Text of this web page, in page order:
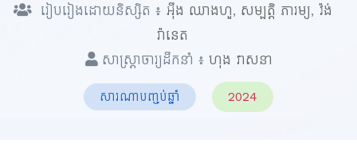
រៀបរៀងដោយនិស្សិត ៖ អ៊ឹង ឈាងហួ, សម្បត្តិ ភារម្យ, វ៉ង់
រ៉ានេត
សាស្ត្រាចារ្យដឹកនាំ ៖ ហុង វាសនា
សារណាបញ្ចប់ឆ្នាំ 2024